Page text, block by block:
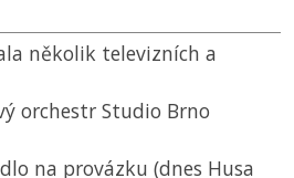
několik televizních a
orchestr Studio Brno
na provázku (dnes Husa